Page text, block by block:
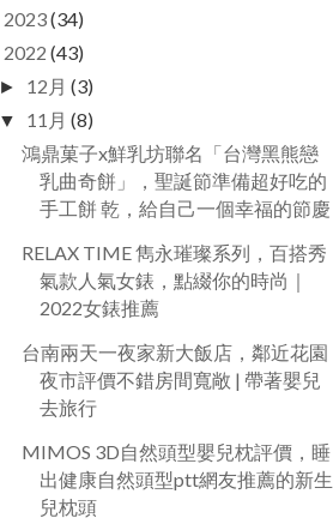
2023(34)
2022 (43)
► 12月 (3)
▼ 11月 (8)
鴻鼎菓子x鮮乳坊聯名「台灣黑熊戀
乳曲奇餅」，聖誕節準備超好吃的
手工餅 乾，給自己一個幸福的節慶
RELAX TIME 雋永璀璨系列，百搭秀
氣款人氣女錶，點綴你的時尚｜
2022女錶推薦
台南兩天一夜家新大飯店，鄰近花園
夜市評價不錯房間寬敞 | 帶著嬰兒
去旅行
MIMOS 3D自然頭型嬰兒枕評價，睡
出健康自然頭型ptt網友推薦的新生
兒枕頭